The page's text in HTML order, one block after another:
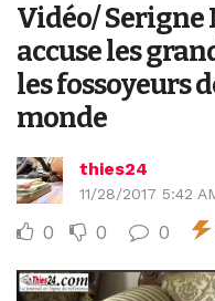
Vidéo/ Serigne
accuse les
les fossoyeurs
monde
thies24
11/28/2017 5:42
0 0 0